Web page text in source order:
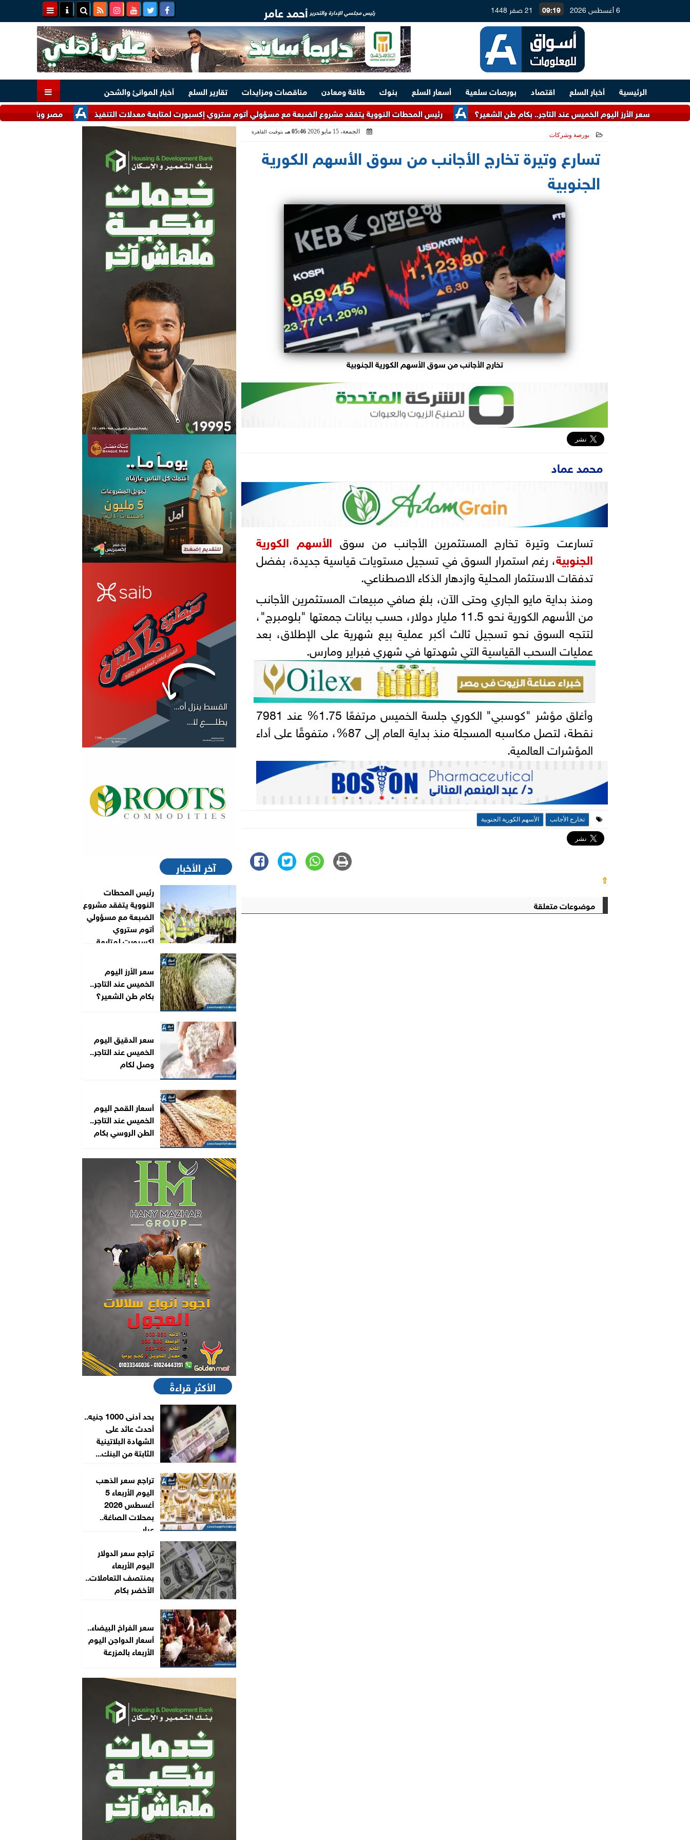
6 أغسطس 2026 09:19 21 صفر 1448 رئيس مجلسي الإدارة والتحرير أحمد عامر
الرئيسية أخبار السلع اقتصاد بورصات سلعية أسعار السلع بنوك طاقة ومعادن مناقصات ومزايدات تقارير السلع
أخبار الموانئ والشحن
مصر وباكستان تؤكدان حرصهما
رئيس المحطات النووية يتفقد مشروع الضبعة مع مسؤولي أتوم ستروي إكسبورت لمتابعة معدلات التنفيذ سعر الأرز اليوم الخميس عند التاجر.. بكام طن الشعير؟
بورصة وشركات الجمعة، 15 مايو 2026 05:46 مـ بتوقيت القاهرة
تسارع وتيرة تخارج الأجانب من سوق الأسهم الكورية
الجنوبية
تخارج الأجانب من سوق الأسهم الكورية الجنوبية
محمد عماد
تسارعت وتيرة تخارج المستثمرين الأجانب من سوق الأسهم الكورية
الجنوبية، رغم استمرار السوق في تسجيل مستويات قياسية جديدة، بفضل
تدفقات الاستثمار المحلية وازدهار الذكاء الاصطناعي.
ومنذ بداية مايو الجاري وحتى الآن، بلغ صافي مبيعات المستثمرين الأجانب
من الأسهم الكورية نحو 11.5 مليار دولار، حسب بيانات جمعتها "بلومبرج"،
لتتجه السوق نحو تسجيل ثالث أكبر عملية بيع شهرية على الإطلاق، بعد
عمليات السحب القياسية التي شهدتها في شهري فبراير ومارس.
وأغلق مؤشر "كوسبي" الكوري جلسة الخميس مرتفعًا 1.75% عند 7981
نقطة، لتصل مكاسبه المسجلة منذ بداية العام إلى 87%، متفوقًا على أداء
المؤشرات العالمية.
تخارج الأجانب الأسهم الكورية الجنوبية
⇧
موضوعات متعلقة
آخر الأخبار
رئيس المحطات
النووية يتفقد مشروع
الضبعة مع مسؤولي
أتوم ستروي
إكسبورت لمتابعة...
سعر الأرز اليوم
الخميس عند التاجر..
بكام طن الشعير؟
سعر الدقيق اليوم
الخميس عند التاجر..
وصل لكام
أسعار القمح اليوم
الخميس عند التاجر..
الطن الروسي بكام
الأكثر قراءةً
بحد أدنى 1000 جنيه..
أحدث عائد على
الشهادة البلاتينية
الثابتة من البنك...
تراجع سعر الذهب
اليوم الأربعاء 5
أغسطس 2026
بمحلات الصاغة..
عيار...
تراجع سعر الدولار
اليوم الأربعاء
بمنتصف التعاملات..
الأخضر بكام
سعر الفراخ البيضاء..
أسعار الدواجن اليوم
الأربعاء بالمزرعة